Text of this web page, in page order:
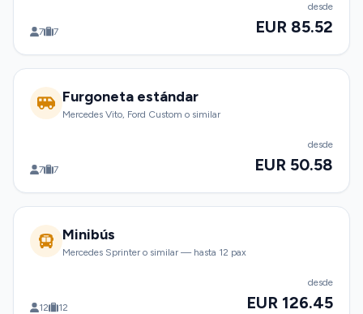
7 7
desde
EUR 85.52
Furgoneta estándar
Mercedes Vito, Ford Custom o similar
7 7
desde
EUR 50.58
Minibús
Mercedes Sprinter o similar — hasta 12 pax
12 12
desde
EUR 126.45